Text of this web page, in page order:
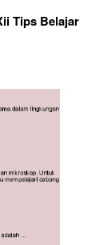
Tips Belajar